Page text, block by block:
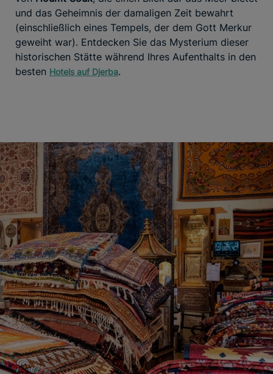
und das Geheimnis der damaligen Zeit bewahrt
(einschließlich eines Tempels, der dem Gott Merkur
geweiht war). Entdecken Sie das Mysterium dieser
historischen Stätte während Ihres Aufenthalts in den
besten Hotels auf Djerba.